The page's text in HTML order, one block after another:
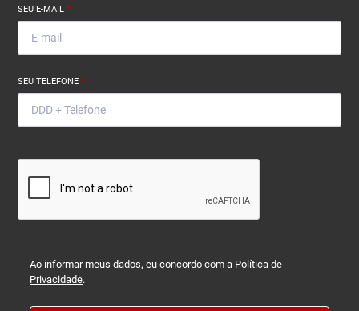
SEU E-MAIL*
SEU TELEFONE*
Ao informar meus dados, eu concordo com a Política de
Privacidade.